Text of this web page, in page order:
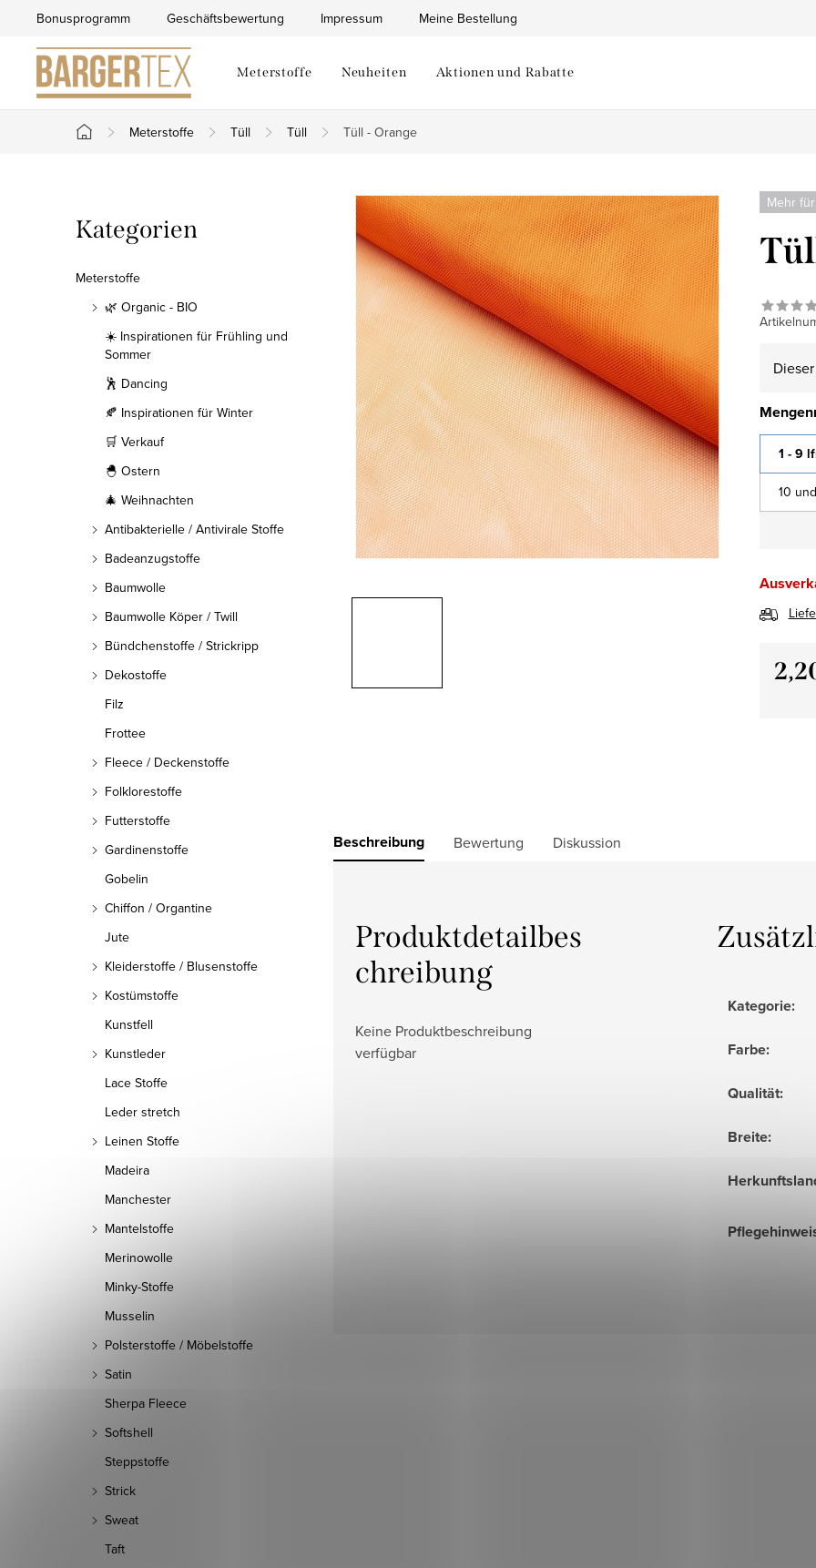
springen
Bonusprogramm Geschäftsbewertung Impressum Meine Bestellung
Meterstoffe Neuheiten Aktionen und Rabatte
Startseite
Meterstoffe Tüll Tüll Tüll - Orange
e
i
Kategorien
überspringen
Kategorien
Meterstoffe
🌿 Organic - BIO
☀️ Inspirationen für Frühling und
Sommer
🕺 Dancing
🍂 Inspirationen für Winter
🛒 Verkauf
🐣 Ostern
🎄 Weihnachten
Antibakterielle / Antivirale Stoffe
Badeanzugstoffe
Baumwolle
Baumwolle Köper / Twill
Bündchenstoffe / Strickripp
Dekostoffe
Filz
Frottee
Fleece / Deckenstoffe
Folklorestoffe
Futterstoffe
Gardinenstoffe
Gobelin
Chiffon / Organtine
Jute
Kleiderstoffe / Blusenstoffe
Kostümstoffe
Kunstfell
Kunstleder
Lace Stoffe
Leder stretch
Leinen Stoffe
Madeira
Manchester
Mantelstoffe
Merinowolle
Minky-Stoffe
Musselin
Polsterstoffe / Möbelstoffe
Satin
Sherpa Fleece
Softshell
Steppstoffe
Strick
Sweat
Taft
Mehr
1 - 9
10
Beschreibung Bewertung Diskussion
Produktdetailbes
chreibung
Keine Produktbeschreibung
verfügbar
Kategorie:
Farbe:
Qualität:
Breite: